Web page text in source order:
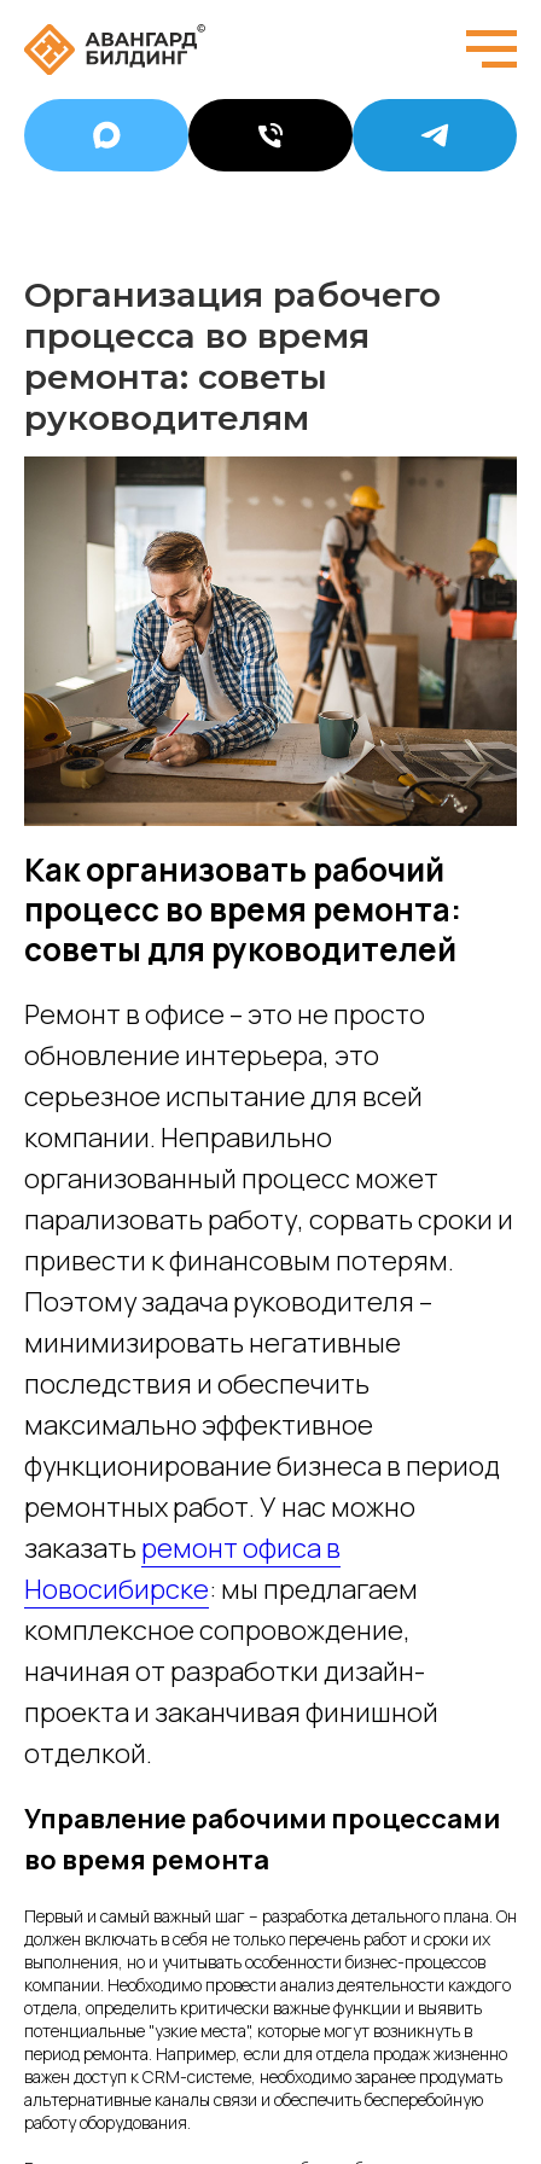
Организация рабочего
процесса во время
ремонта: советы
руководителям
Как организовать рабочий
процесс во время ремонта:
советы для руководителей
Ремонт в офисе – это не просто
обновление интерьера, это
серьезное испытание для всей
компании. Неправильно
организованный процесс может
парализовать работу, сорвать сроки и
привести к финансовым потерям.
Поэтому задача руководителя –
минимизировать негативные
последствия и обеспечить
максимально эффективное
функционирование бизнеса в период
ремонтных работ. У нас можно
заказать ремонт офиса в
Новосибирске: мы предлагаем
комплексное сопровождение,
начиная от разработки дизайн-
проекта и заканчивая финишной
отделкой.
Управление рабочими процессами
во время ремонта
Первый и самый важный шаг – разработка детального плана. Он
должен включать в себя не только перечень работ и сроки их
выполнения, но и учитывать особенности бизнес-процессов
компании. Необходимо провести анализ деятельности каждого
отдела, определить критически важные функции и выявить
потенциальные "узкие места", которые могут возникнуть в
период ремонта. Например, если для отдела продаж жизненно
важен доступ к CRM-системе, необходимо заранее продумать
альтернативные каналы связи и обеспечить бесперебойную
работу оборудования.